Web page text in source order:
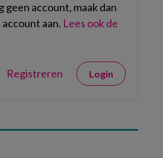
geen account, maak dan
aan. Lees ook de
Registreren Login